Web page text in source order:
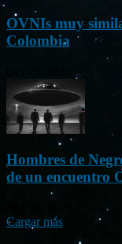
OVNIs muy
Colombia
Hombres de
de un encuentro
Cargar más